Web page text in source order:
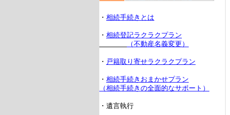
・ 相続手続きとは
・ 相続登記ラクラクプラン
（不動産名義変更）
・ 戸籍取り寄せラクラクプラン
・ 相続手続きおまかせプラン
（相続手続きの全面的なサポート）
・遺言執行